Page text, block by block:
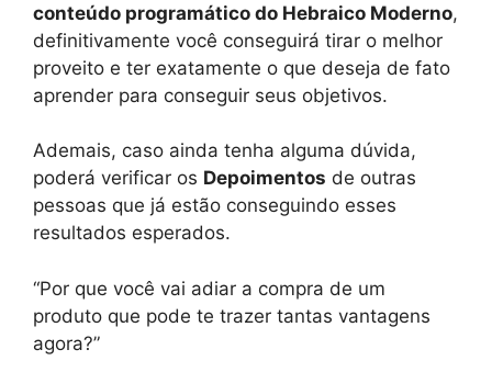
conteúdo programático do Hebraico Moderno,
definitivamente você conseguirá tirar o melhor
proveito e ter exatamente o que deseja de fato
aprender para conseguir seus objetivos.
Ademais, caso ainda tenha alguma dúvida,
poderá verificar os Depoimentos de outras
pessoas que já estão conseguindo esses
resultados esperados.
“Por que você vai adiar a compra de um
produto que pode te trazer tantas vantagens
agora?”